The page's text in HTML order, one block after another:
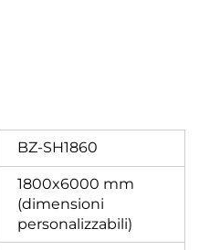
BZ-SH1860
1800x6000 mm
(dimensioni
personalizzabili)